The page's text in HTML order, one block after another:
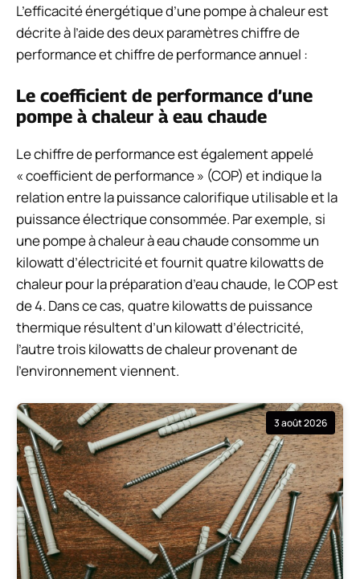
L’efficacité énergétique d’une pompe à chaleur est
décrite à l’aide des deux paramètres chiffre de
performance et chiffre de performance annuel :
Le coefficient de performance d’une
pompe à chaleur à eau chaude
Le chiffre de performance est également appelé
« coefficient de performance » (COP) et indique la
relation entre la puissance calorifique utilisable et la
puissance électrique consommée. Par exemple, si
une pompe à chaleur à eau chaude consomme un
kilowatt d’électricité et fournit quatre kilowatts de
chaleur pour la préparation d’eau chaude, le COP est
de 4. Dans ce cas, quatre kilowatts de puissance
thermique résultent d’un kilowatt d’électricité,
l’autre trois kilowatts de chaleur provenant de
l’environnement viennent.
3 août 2026